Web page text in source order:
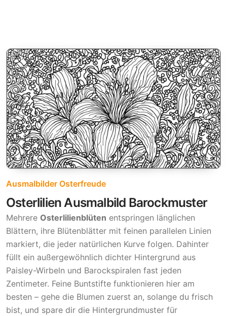
Ausmalbilder Osterfreude
Osterlilien Ausmalbild Barockmuster
Mehrere Osterlilienblüten entspringen länglichen
Blättern, ihre Blütenblätter mit feinen parallelen Linien
markiert, die jeder natürlichen Kurve folgen. Dahinter
füllt ein außergewöhnlich dichter Hintergrund aus
Paisley-Wirbeln und Barockspiralen fast jeden
Zentimeter. Feine Buntstifte funktionieren hier am
besten – gehe die Blumen zuerst an, solange du frisch
bist, und spare dir die Hintergrundmuster für